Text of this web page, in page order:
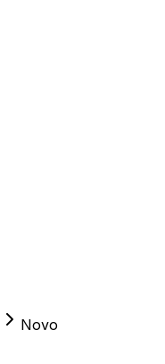
Novo